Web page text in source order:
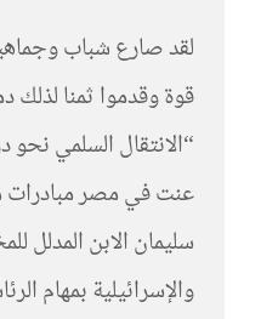
لقد صارع شباب
قوة وقدموا ثمنا لذلك
“الانتقال السلمي نحو
عنت في مصر مبادرات
سليمان الابن المدلل
والإسرائيلية بمهام